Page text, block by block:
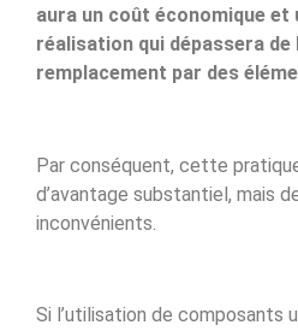
aura un coût économique et
réalisation qui dépassera de
remplacement par des
Par conséquent, cette
d’avantage substantiel, mais
inconvénients.
Si l’utilisation de composants